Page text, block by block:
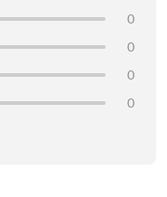
0
0
0
0